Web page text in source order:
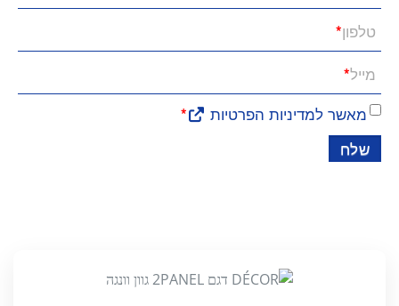
טלפון*
מייל*
מאשר למדיניות הפרטיות *
שלח